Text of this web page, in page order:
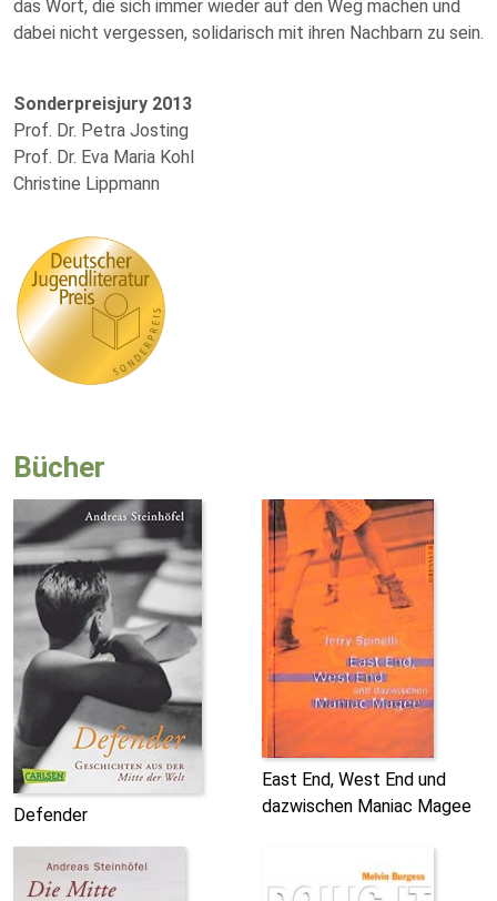
das Wort, die sich immer wieder auf den Weg machen und
dabei nicht vergessen, solidarisch mit ihren Nachbarn zu sein.
Sonderpreisjury 2013
Prof. Dr. Petra Josting
Prof. Dr. Eva Maria Kohl
Christine Lippmann
Bücher
Defender
East End, West End und
dazwischen Maniac Magee